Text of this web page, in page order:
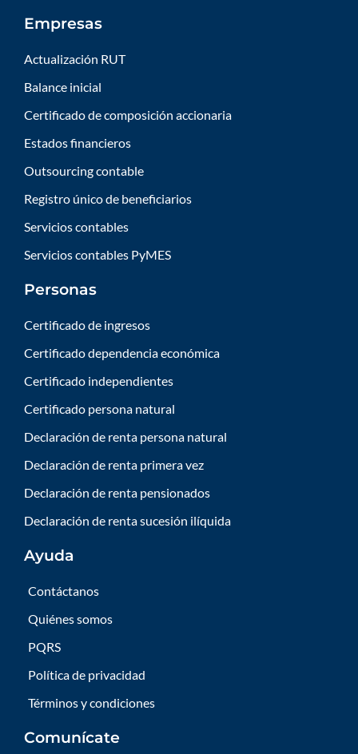
Empresas
Actualización RUT
Balance inicial
Certificado de composición accionaria
Estados financieros
Outsourcing contable
Registro único de beneficiarios
Servicios contables
Servicios contables PyMES
Personas
Certificado de ingresos
Certificado dependencia económica
Certificado independientes
Certificado persona natural
Declaración de renta persona natural
Declaración de renta primera vez
Declaración de renta pensionados
Declaración de renta sucesión ilíquida
Ayuda
Contáctanos
Quiénes somos
PQRS
Política de privacidad
Términos y condiciones
Comunícate